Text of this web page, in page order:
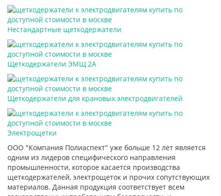
Нестандартные щеткодержатели
Щеткодержатели ЭМЩ 2А
Щеткодержатели для крановых электродвигателей
Электрощетки
ООО "Компания Полиаспект" уже больше 12 лет является
одним из лидеров специфического направления
промышленности, которое касается производства
щеткодержателей, электрощеток и прочих сопутствующих
материалов. Данная продукция соответствует всем